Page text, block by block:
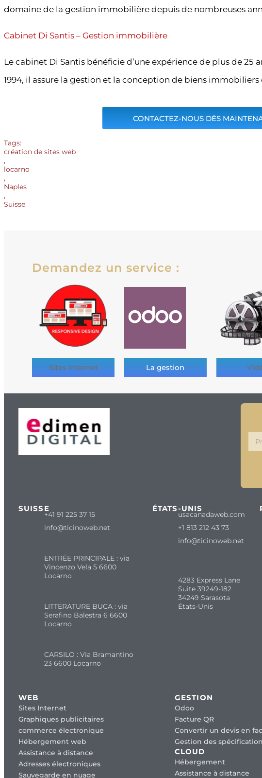
domaine de la gestion immobilière depuis de nombreuses
Cabinet Di Santis – Gestion immobilière
Le cabinet Di Santis bénéficie d’une expérience de plus de 25
1994, il assure la gestion et la conception de biens immobiliers
CONTACTEZ-NOUS DÈS
Tags:
création de sites web
,
locarno
,
Naples
,
Suisse
Demandez un service :
Sites Internet La gestion
SUISSE
+41 91 225 37 15
info@ticinoweb.net
ENTRÉE PRINCIPALE : via
Vincenzo Vela 5 6600
Locarno
LITTERATURE BUCA : via
Serafino Balestra 6 6600
Locarno
CARSILO : Via Bramantino
23 6600 Locarno
ÉTATS-UNIS
usacanadaweb.com
+1 813 212 43 73
info@ticinoweb.net
4283 Express Lane
Suite 39249-182
34249 Sarasota
États-Unis
WEB
Sites Internet
Graphiques publicitaires
commerce électronique
Hébergement web
Assistance à distance
Adresses électroniques
Sauvegarde en nuage
GESTION
Odoo
Facture QR
Convertir un devis en
Gestion des
CLOUD
Hébergement
Assistance à distance